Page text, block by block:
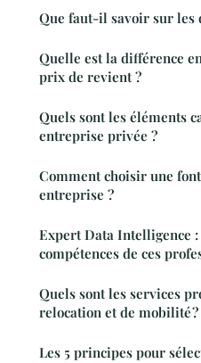
Que faut-il savoir sur les
Quelle est la différence
prix de revient ?
Quels sont les éléments
entreprise privée ?
Comment choisir une
entreprise ?
Expert Data Intelligence :
compétences de ces
Quels sont les services
relocation et de mobilité ?
Les 5 principes pour